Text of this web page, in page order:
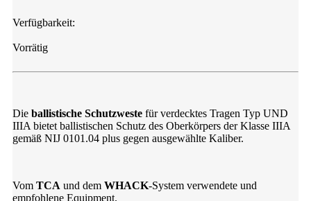
Verfügbarkeit:
Vorrätig
Die ballistische Schutzweste für verdecktes Tragen Typ UND
IIIA bietet ballistischen Schutz des Oberkörpers der Klasse IIIA
gemäß NIJ 0101.04 plus gegen ausgewählte Kaliber.
Vom TCA und dem WHACK-System verwendete und
empfohlene Equipment.